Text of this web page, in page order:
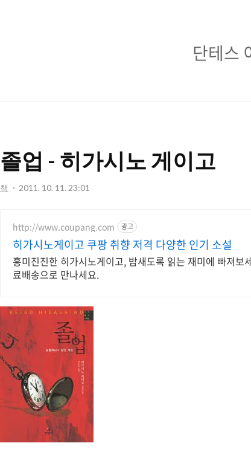
단테스
졸업 - 히가시노 게이고
책 2011. 10. 11. 23:01
http://www.coupang.com 광고
히가시노게이고 쿠팡 취향 저격 다양한 인기 소설
흥미진진한 히가시노게이고, 밤새도록 읽는 재미에 빠져
료배송으로 만나세요.